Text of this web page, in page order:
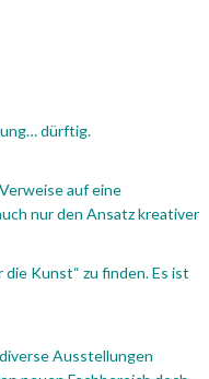
dürftig.
auf eine
nur den Ansatz kreativer
Kunst“ zu finden. Es ist
Ausstellungen